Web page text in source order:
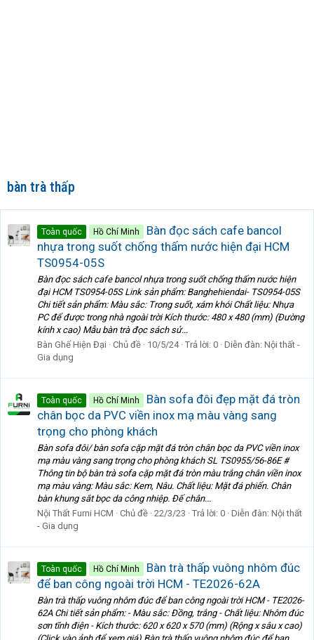
bàn trà thấp
Toàn quốc Hồ Chí Minh
Bàn đọc sách cafe bancol
nhựa trong suốt chống thấm nước hiện đại HCM
TS0954-05S
Bàn đọc sách cafe bancol nhựa trong suốt chống thấm nước hiện
đại HCM TS0954-05S Link sản phẩm: Banghehiendai- TS0954-05S
Chi tiết sản phẩm: Màu sắc: Trong suốt, xám khói Chất liệu: Nhựa
PC để được trong nhà ngoài trời Kích thước: 480 x 480 (mm) (Đường
kính x cao) Mẫu bàn trà đọc sách sử...
Bàn Ghế Hiện Đại
Chủ đề 10/5/24 Trả lời: 0 Diễn đàn: Nội thất -
Gia dụng
Toàn quốc Hồ Chí Minh
Bàn sofa đôi đẹp mặt đá tròn
chân bọc da PVC viền inox mạ màu vàng sang
trọng cho phòng khách
Bàn sofa đôi/ bàn sofa cặp mặt đá tròn chân bọc da PVC viền inox
mạ màu vàng sang trọng cho phòng khách SL TS0955/56-86E #
Thông tin bộ bàn trà sofa cặp mặt đá tròn màu trắng chân viền inox
mạ màu vàng: Màu sắc: Kem, Nâu. Chất liệu: Mặt đá phiến. Chân
bàn khung sắt bọc da công nhiệp. Đế chân...
Nội Thất Furni HCM
Chủ đề 22/3/23 Trả lời: 0 Diễn đàn: Nội thất
- Gia dụng
Toàn quốc Hồ Chí Minh
Bàn trà thấp vuông nhôm đúc
để ban công ngoài trời HCM - TE2026-62A
Bàn trà thấp vuông nhôm đúc để ban công ngoài trời HCM - TE2026-
62A Chi tiết sản phẩm: - Màu sắc: Đồng, trắng - Chất liệu: Nhôm đúc
sơn tĩnh điện - Kích thước: 620 x 620 x 570 (mm) (Rộng x sâu x cao)